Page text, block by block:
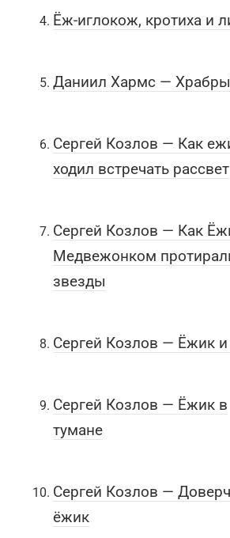
Ёж-иглокож, кротиха и
Даниил Хармс —
Сергей Козлов — Как
ходил встречать рассвет
Сергей Козлов — Как
Медвежонком
звезды
Сергей Козлов — Ёжик
Сергей Козлов — Ёжик в
тумане
Сергей Козлов —
ёжик